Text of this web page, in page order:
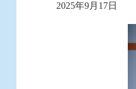
2025年9月17日